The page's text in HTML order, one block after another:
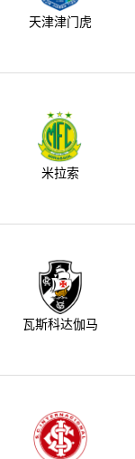
天津津门虎
米拉索
瓦斯科达伽马